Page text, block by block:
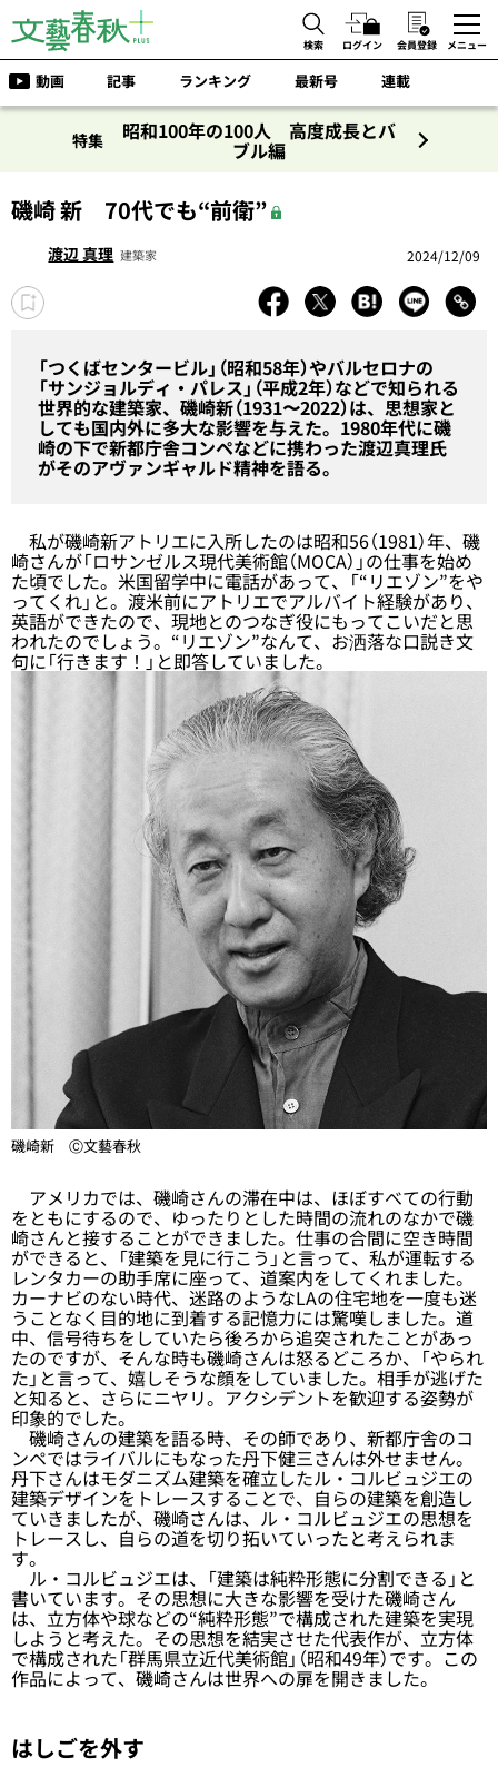
検索 ログイン 会員登録 メニュー
動画 記事 ランキング 最新号 連載
特集 昭和100年の100人 高度成長とバ
ブル編
磯崎 新 70代でも“前衛”
渡辺 真理 建築家 2024/12/09
「つくばセンタービル」（昭和58年）やバルセロナの
「サンジョルディ・パレス」（平成2年）などで知られる
世界的な建築家、磯崎新（1931〜2022）は、思想家と
しても国内外に多大な影響を与えた。1980年代に磯
崎の下で新都庁舎コンペなどに携わった渡辺真理氏
がそのアヴァンギャルド精神を語る。
私が磯崎新アトリエに入所したのは昭和56（1981）年、磯
崎さんが「ロサンゼルス現代美術館（MOCA）」の仕事を始め
た頃でした。米国留学中に電話があって、「“リエゾン”をや
ってくれ」と。渡米前にアトリエでアルバイト経験があり、
英語ができたので、現地とのつなぎ役にもってこいだと思
われたのでしょう。“リエゾン”なんて、お洒落な口説き文
句に「行きます！」と即答していました。
磯崎新 Ⓒ文藝春秋
アメリカでは、磯崎さんの滞在中は、ほぼすべての行動
をともにするので、ゆったりとした時間の流れのなかで磯
崎さんと接することができました。仕事の合間に空き時間
ができると、「建築を見に行こう」と言って、私が運転する
レンタカーの助手席に座って、道案内をしてくれました。
カーナビのない時代、迷路のようなLAの住宅地を一度も迷
うことなく目的地に到着する記憶力には驚嘆しました。道
中、信号待ちをしていたら後ろから追突されたことがあっ
たのですが、そんな時も磯崎さんは怒るどころか、「やられ
た」と言って、嬉しそうな顔をしていました。相手が逃げた
と知ると、さらにニヤリ。アクシデントを歓迎する姿勢が
印象的でした。
磯崎さんの建築を語る時、その師であり、新都庁舎のコ
ンペではライバルにもなった丹下健三さんは外せません。
丹下さんはモダニズム建築を確立したル・コルビュジエの
建築デザインをトレースすることで、自らの建築を創造し
ていきましたが、磯崎さんは、ル・コルビュジエの思想を
トレースし、自らの道を切り拓いていったと考えられま
す。
ル・コルビュジエは、「建築は純粋形態に分割できる」と
書いています。その思想に大きな影響を受けた磯崎さん
は、立方体や球などの“純粋形態”で構成された建築を実現
しようと考えた。その思想を結実させた代表作が、立方体
で構成された「群馬県立近代美術館」（昭和49年）です。この
作品によって、磯崎さんは世界への扉を開きました。
はしごを外す